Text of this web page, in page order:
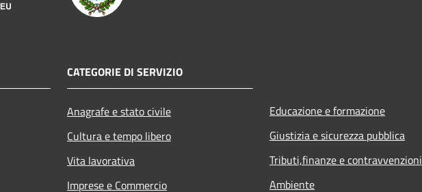
CATEGORIE DI SERVIZIO
Anagrafe e stato civile
Cultura e tempo libero
Vita lavorativa
Imprese e Commercio
Educazione e formazione
Giustizia e sicurezza pubblica
Tributi,finanze e contravvenzioni
Ambiente